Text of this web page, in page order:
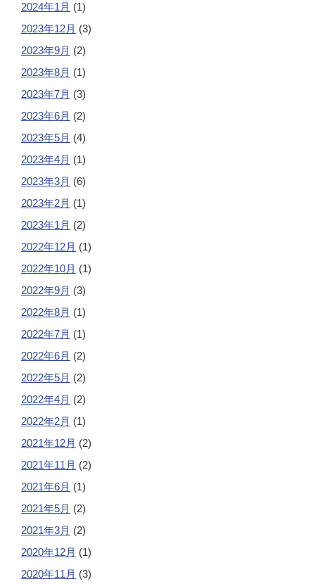
2024年1月 (1)
2023年12月 (3)
2023年9月 (2)
2023年8月 (1)
2023年7月 (3)
2023年6月 (2)
2023年5月 (4)
2023年4月 (1)
2023年3月 (6)
2023年2月 (1)
2023年1月 (2)
2022年12月 (1)
2022年10月 (1)
2022年9月 (3)
2022年8月 (1)
2022年7月 (1)
2022年6月 (2)
2022年5月 (2)
2022年4月 (2)
2022年2月 (1)
2021年12月 (2)
2021年11月 (2)
2021年6月 (1)
2021年5月 (2)
2021年3月 (2)
2020年12月 (1)
2020年11月 (3)